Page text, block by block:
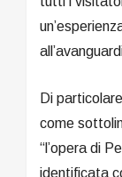
Di
come
“l’opera di
identificata